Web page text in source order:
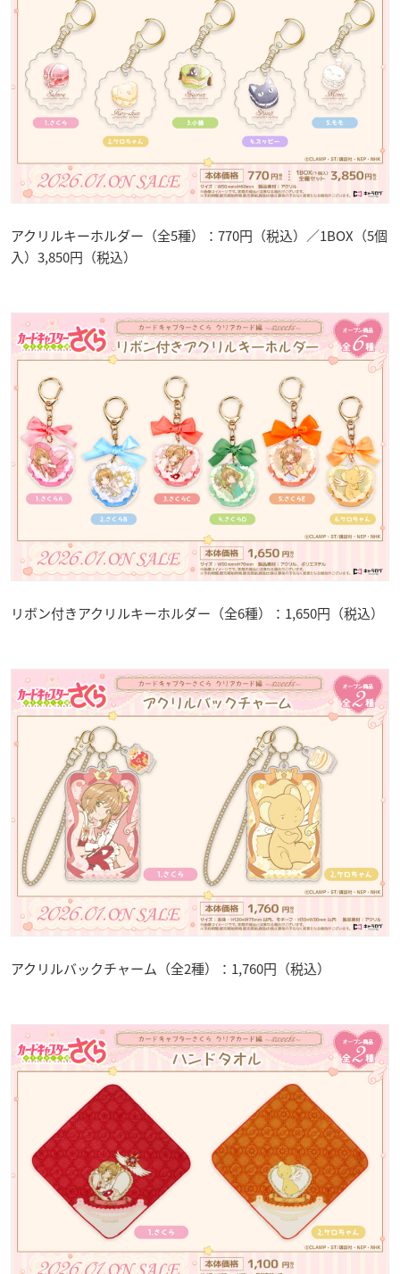
アクリルキーホルダー（全5種）：770円（税込）／1BOX（5個
入）3,850円（税込）
リボン付きアクリルキーホルダー（全6種）：1,650円（税込）
アクリルバックチャーム（全2種）：1,760円（税込）